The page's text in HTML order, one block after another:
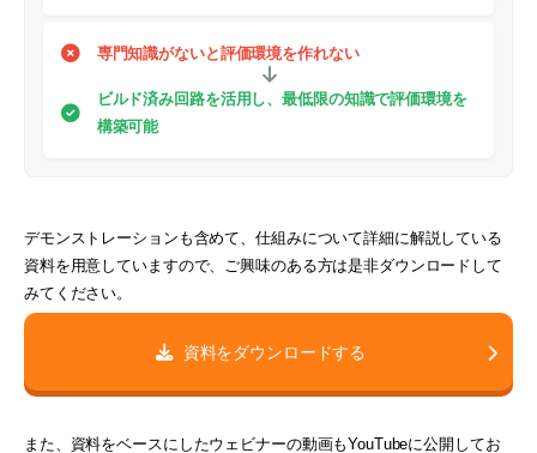
専門知識がないと評価環境を作れない
ビルド済み回路を活用し、最低限の知識で評価環境を
構築可能
デモンストレーションも含めて、仕組みについて詳細に解説している
資料を用意していますので、ご興味のある方は是非ダウンロードして
みてください。
資料をダウンロードする
また、資料をベースにしたウェビナーの動画もYouTubeに公開してお